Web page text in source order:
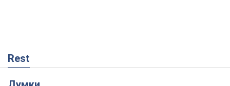
Rest